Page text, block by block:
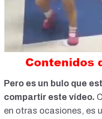
Pero es un bulo que
compartir este vídeo. C
en otras ocasiones, es